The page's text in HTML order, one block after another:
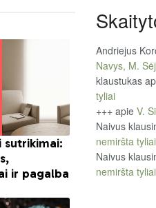
Andriejus
Navys, M.
klaustukas
tyliai
+++ apie V.
Naivus
nemiršta tyliai
Naivus
nemiršta tyliai